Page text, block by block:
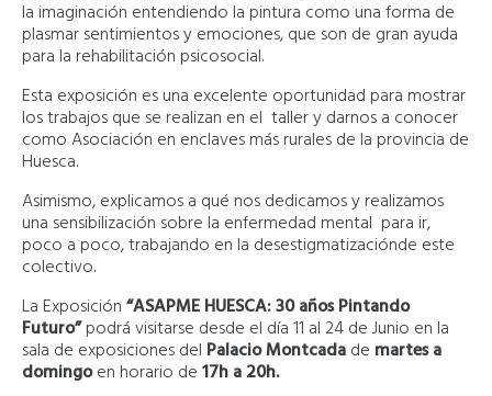
la imaginación entendiendo la pintura como una forma de
plasmar sentimientos y emociones, que son de gran ayuda
para la rehabilitación psicosocial.
Esta exposición es una excelente oportunidad para mostrar
los trabajos que se realizan en el taller y darnos a conocer
como Asociación en enclaves más rurales de la provincia de
Huesca.
Asimismo, explicamos a qué nos dedicamos y realizamos
una sensibilización sobre la enfermedad mental para ir,
poco a poco, trabajando en la desestigmatizaciónde este
colectivo.
La Exposición“ASAPME HUESCA: 30 años Pintando
Futuro”podrá visitarse desde el día 11 al 24 de Junio en la
sala de exposiciones del Palacio Montcadade martes a
domingoen horario de17h a 20h.